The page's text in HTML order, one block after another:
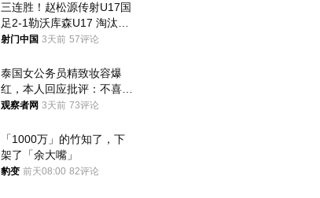
三连胜！赵松源传射U17国
足2-1勒沃库森U17 淘汰赛
将战河床
射门中国 3天前 57评论
泰国女公务员精致妆容爆
红，本人回应批评：不喜欢
就别看
观察者网 3天前 73评论
「1000万」的竹知了，下
架了「余大嘴」
豹变 前天08:00 82评论